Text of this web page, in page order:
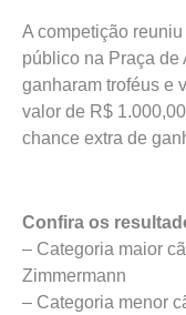
A competição
público na Praça de
ganharam troféus e
valor de R$
chance extra de
Confira os
– Categoria maior
Zimmermann
– Categoria menor